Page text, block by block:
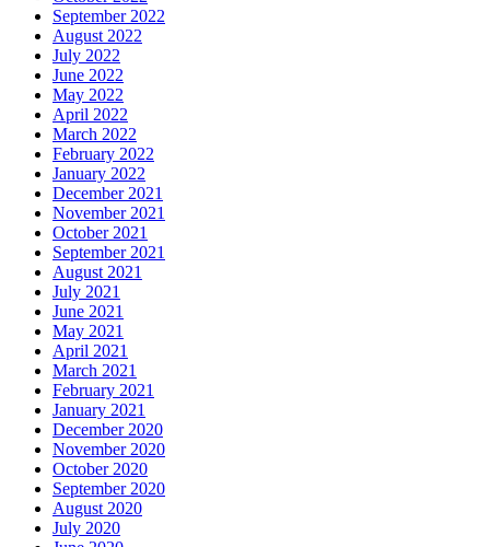
September 2022
August 2022
July 2022
June 2022
May 2022
April 2022
March 2022
February 2022
January 2022
December 2021
November 2021
October 2021
September 2021
August 2021
July 2021
June 2021
May 2021
April 2021
March 2021
February 2021
January 2021
December 2020
November 2020
October 2020
September 2020
August 2020
July 2020